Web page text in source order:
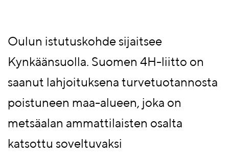
Oulun istutuskohde sijaitsee
Kynkäänsuolla. Suomen 4H-liitto on
saanut lahjoituksena turvetuotannosta
poistuneen maa-alueen, joka on
metsäalan ammattilaisten osalta
katsottu soveltuvaksi